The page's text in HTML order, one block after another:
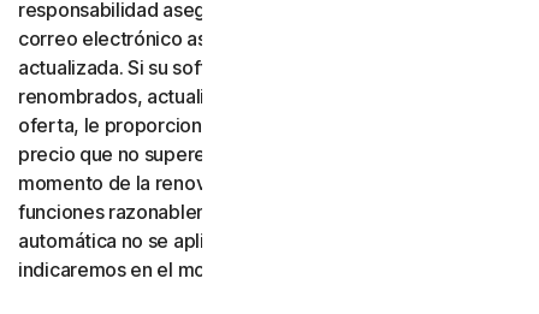
responsabilidad asegurarse de que la dirección de
correo electrónico asociada a su cuenta esté
actualizada. Si su software o servicios han sido
renombrados, actualizados o sustituidos por una nueva
oferta, le proporcionaremos dicha nueva oferta a un
precio que no supere su precio de renovación en el
momento de la renovación, siempre que cuente con
funciones razonablemente comparables. Si la renovación
automática no se aplica en su ubicación, se lo
indicaremos en el momento de la compra.